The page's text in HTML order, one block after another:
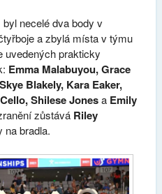
necelé dva body v
a zbylá místa v týmu
uvedených prakticky
Emma Malabuyou, Grace
Blakely, Kara Eaker,
Shilese Jonesa Emily
zůstává Riley
bradla.